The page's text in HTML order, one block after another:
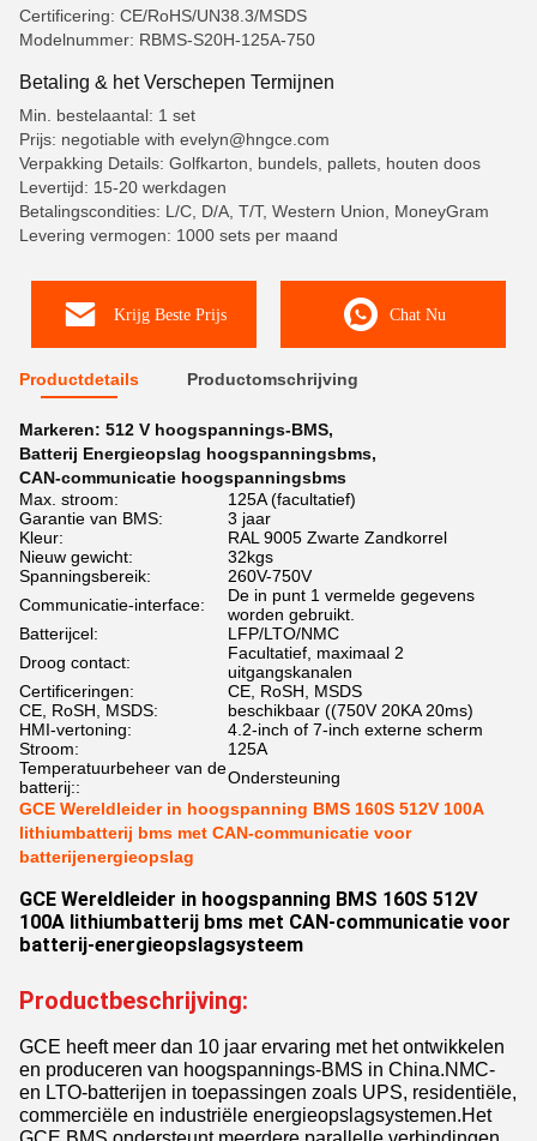
Certificering: CE/RoHS/UN38.3/MSDS
Modelnummer: RBMS-S20H-125A-750
Betaling & het Verschepen Termijnen
Min. bestelaantal: 1 set
Prijs: negotiable with evelyn@hngce.com
Verpakking Details: Golfkarton, bundels, pallets, houten doos
Levertijd: 15-20 werkdagen
Betalingscondities: L/C, D/A, T/T, Western Union, MoneyGram
Levering vermogen: 1000 sets per maand
Krijg Beste Prijs Chat Nu
Productdetails Productomschrijving
Markeren: 512 V hoogspannings-BMS,
Batterij Energieopslag hoogspanningsbms,
CAN-communicatie hoogspanningsbms
Max. stroom:
125A (facultatief)
Garantie van BMS:
3 jaar
Kleur:
RAL 9005 Zwarte Zandkorrel
Nieuw gewicht:
32kgs
Spanningsbereik:
260V-750V
Communicatie-interface:
De in punt 1 vermelde gegevens
worden gebruikt.
Batterijcel:
LFP/LTO/NMC
Droog contact:
Facultatief, maximaal 2
uitgangskanalen
Certificeringen:
CE, RoSH, MSDS
CE, RoSH, MSDS:
beschikbaar ((750V 20KA 20ms)
HMI-vertoning:
4.2-inch of 7-inch externe scherm
Stroom:
125A
Temperatuurbeheer van de
batterij::
Ondersteuning
GCE Wereldleider in hoogspanning BMS 160S 512V 100A
lithiumbatterij bms met CAN-communicatie voor
batterijenergieopslag
GCE Wereldleider in hoogspanning BMS 160S 512V
100A lithiumbatterij bms met CAN-communicatie voor
batterij-energieopslagsysteem
Productbeschrijving:
GCE heeft meer dan 10 jaar ervaring met het ontwikkelen
en produceren van hoogspannings-BMS in China.NMC-
en LTO-batterijen in toepassingen zoals UPS, residentiële,
commerciële en industriële energieopslagsystemen.Het